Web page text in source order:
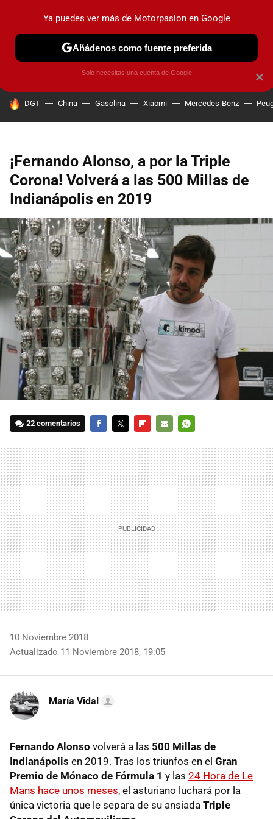
PRUEBAS COCHES ELÉCTRICOS OBSERVATORIO
HOY SE HABLA DE
DGT China Gasolina Xiaomi Mercedes-Benz
¡Fernando Alonso, a por la Triple
Corona! Volverá a las 500 Millas de
Indianápolis en 2019
22 comentarios
MAIL
10 Noviembre 2018
Actualizado 11 Noviembre 2018, 19:05
María Vidal
Fernando Alonso volverá a las 500 Millas de
Indianápolis en 2019. Tras los triunfos en el Gran
Premio de Mónaco de Fórmula 1 y las 24 Hora de Le
Mans hace unos meses, el asturiano luchará por la
única victoria que le separa de su ansiada Triple
×
Ya puedes ver más de Motorpasion en Google
Añádenos como fuente preferida
Solo necesitas una cuenta de Google